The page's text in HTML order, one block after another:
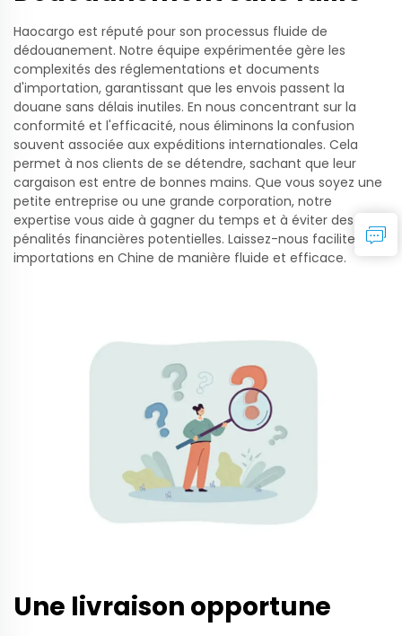
Haocargo est réputé pour son processus fluide de
dédouanement. Notre équipe expérimentée gère les
complexités des réglementations et documents
d'importation, garantissant que les envois passent la
douane sans délais inutiles. En nous concentrant sur la
conformité et l'efficacité, nous éliminons la confusion
souvent associée aux expéditions internationales. Cela
permet à nos clients de se détendre, sachant que leur
cargaison est entre de bonnes mains. Que vous soyez une
petite entreprise ou une grande corporation, notre
expertise vous aide à gagner du temps et à éviter des
pénalités financières potentielles. Laissez-nous faciliter vos
importations en Chine de manière fluide et efficace.
Une livraison opportune